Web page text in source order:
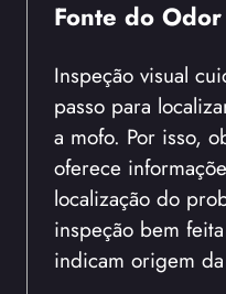
Fonte do Odor
Inspeção visual
passo para
a mofo. Por isso,
oferece
localização do
inspeção bem
indicam origem